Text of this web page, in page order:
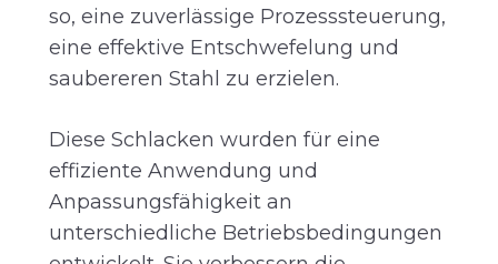
so, eine zuverlässige Prozesssteuerung,
eine effektive Entschwefelung und
saubereren Stahl zu erzielen.
Diese Schlacken wurden für eine
effiziente Anwendung und
Anpassungsfähigkeit an
unterschiedliche Betriebsbedingungen